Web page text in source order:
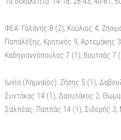
ΦΕΑ: Γαλάνης 8 (2), Κούλιος 4,
Παπαλέξης, Κρητικός 9, Αρτεμάκης
Καδηγιαννόπουλος 7 (1), Βουτσάς
Ιωνία (Λημναίος): Ζήσης 5 (1),
Συντάκας 14 (1), Δαουτάκος 2,
Σαλπέας, Παππάς 14 (1), Σιδερής